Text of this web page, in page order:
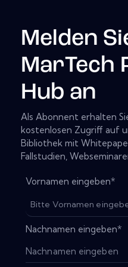
Melden
MarTech
Hub an
Als Abonnent erhalten
kostenlosen Zugriff auf
Bibliothek mit
Fallstudien,
Vornamen eingeben*
Nachnamen eingeben*